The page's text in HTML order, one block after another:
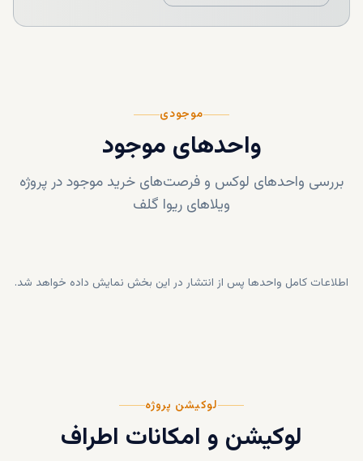
موجودی
واحدهای موجود
بررسی واحدهای لوکس و فرصت‌های خرید موجود در پروژه
ویلاهای ریوا گلف
اطلاعات کامل واحدها پس از انتشار در این بخش نمایش داده خواهد شد.
لوکیشن پروژه
لوکیشن و امکانات اطراف